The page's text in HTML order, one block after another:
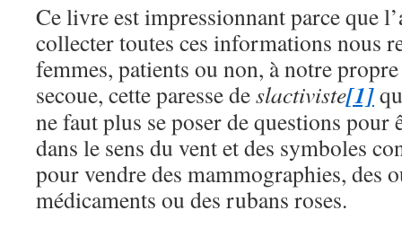
Ce livre est impressionnant parce que
collecter toutes ces informations nous
femmes, patients ou non, à notre
secoue, cette paresse deslactiviste[1]
ne faut plus se poser de questions
dans le sens du vent et des symboles
pour vendre des mammographies, des
médicaments ou des rubans roses.